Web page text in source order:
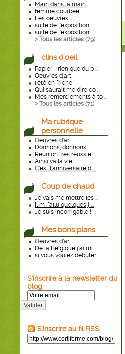
Main dans la main
femme courbée
Les oeuvres
suite de l'exposition
suite de l'exposition
> Tous les articles (79)
clins d'oeil
Papier - rien que du p ...
Oeuvres d'art
l'été en friche
Qui saurait me dire co ...
Mes remerciements à to ...
> Tous les articles (71)
Ma rubrique
personnelle
Oeuvres d'art
Donnons, donnons
Réunion très réussie
Ainsi va la vie
C'est l'anniversaire d ...
Coup de chaud
Je vais me mettre les ...
Il m' fallu quelques j ...
Je suis incorrigable !
Mes bons plans
Oeuvres d'art
De la Belgique j'ai mi ...
si vous voulez débuter
S'inscrire à la newsletter du
blog
Valider
S'inscrire au fil RSS